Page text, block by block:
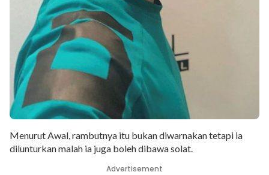
Menurut Awal, rambutnya itu bukan diwarnakan tetapi ia
dilunturkan malah ia juga boleh dibawa solat.
Advertisement